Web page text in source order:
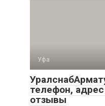
Уфа
телефон, адрес
отзывы